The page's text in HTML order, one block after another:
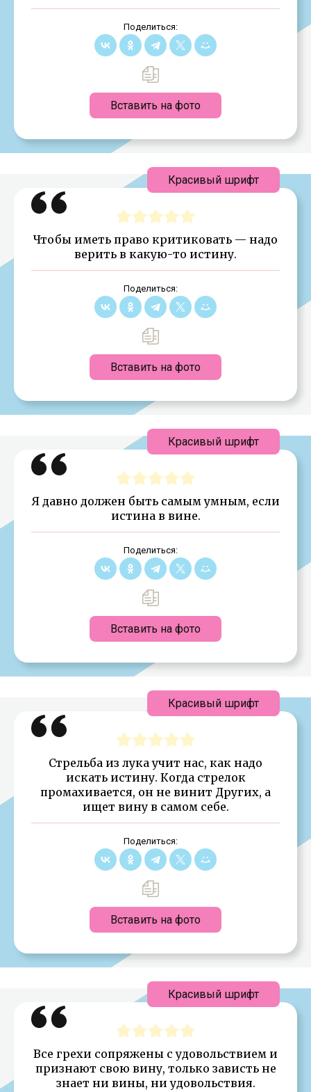
Поделиться:
Вставить на фото
Чтобы иметь право критиковать — надо
верить в какую-то истину.
Поделиться:
Вставить на фото
Красивый шрифт
Я давно должен быть самым умным, если
истина в вине.
Поделиться:
Вставить на фото
Красивый шрифт
Стрельба из лука учит нас, как надо
искать истину. Когда стрелок
промахивается, он не винит Других, а
ищет вину в самом себе.
Поделиться:
Вставить на фото
Красивый шрифт
Все грехи сопряжены с удовольствием и
признают свою вину, только зависть не
знает ни вины, ни удовольствия.
Красивый шрифт